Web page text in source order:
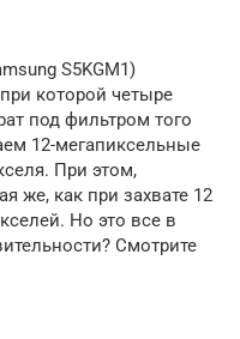
S5KGM1)
которой четыре
под фильтром того
12-мегапиксельные
При этом,
же, как при захвате 12
Но это все в
Смотрите